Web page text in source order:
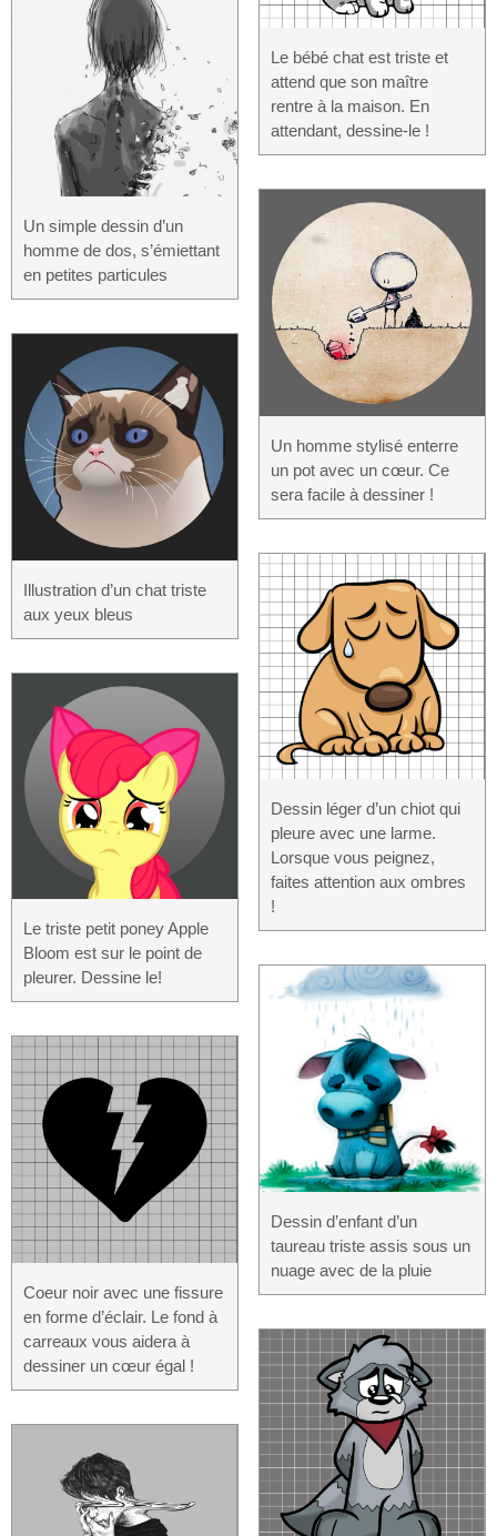
Un simple dessin d’un
homme de dos, s’émiettant
en petites particules
Illustration d’un chat triste
aux yeux bleus
Le triste petit poney Apple
Bloom est sur le point de
pleurer. Dessine le!
Coeur noir avec une fissure
en forme d’éclair. Le fond à
carreaux vous aidera à
dessiner un cœur égal !
Le bébé chat est triste et
attend que son maître
rentre à la maison. En
attendant, dessine-le !
Un homme stylisé enterre
un pot avec un cœur. Ce
sera facile à dessiner !
Dessin léger d’un chiot qui
pleure avec une larme.
Lorsque vous peignez,
faites attention aux ombres
!
Dessin d’enfant d’un
taureau triste assis sous un
nuage avec de la pluie